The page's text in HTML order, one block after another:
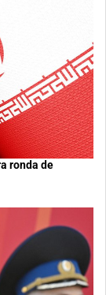
ronda de